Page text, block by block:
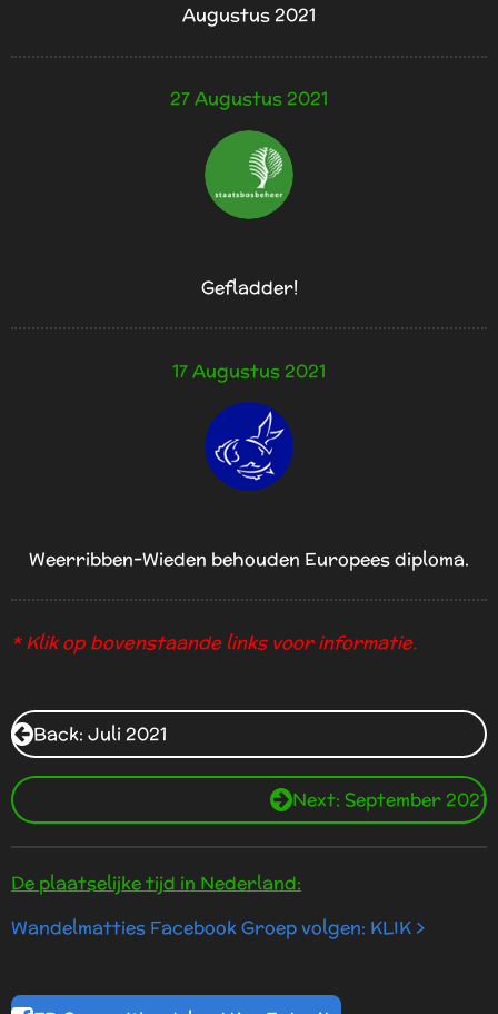
Augustus 2021
27 Augustus 2021
Gefladder!
17 Augustus 2021
Weerribben-Wieden behouden Europees diploma.
* Klik op bovenstaande links voor informatie.
Back: Juli 2021
Next: September 2021
De plaatselijke tijd in Nederland:
Wandelmatties Facebook Groep volgen: KLIK >